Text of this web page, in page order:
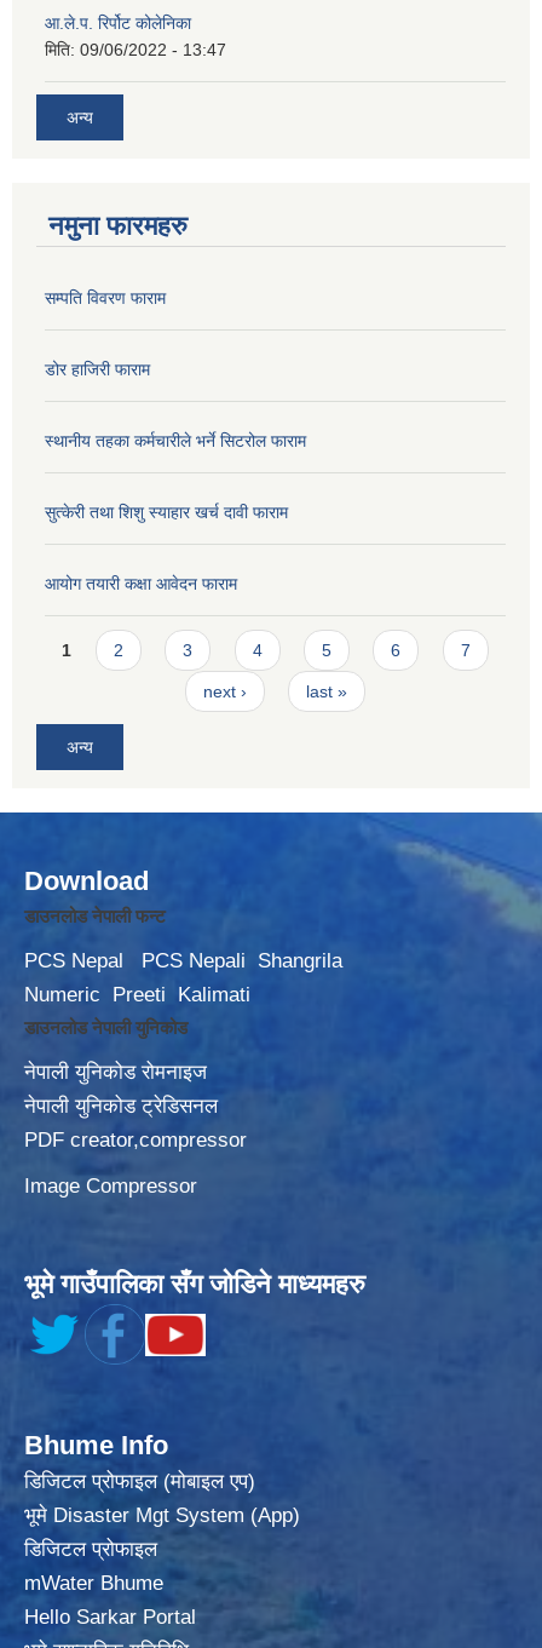
आ.ले.प. रिर्पोट कोलेनिका
मिति: 09/06/2022 - 13:47
अन्य
नमुना फारमहरु
सम्पति विवरण फाराम
डोर हाजिरी फाराम
स्थानीय तहका कर्मचारीले भर्ने सिटरोल फाराम
सुत्केरी तथा शिशु स्याहार खर्च दावी फाराम
आयोग तयारी कक्षा आवेदन फाराम
Pages
1 2 3 4 5 6 7
next › last »
अन्य
Download
डाउनलोड नेपाली फन्ट
PCS Nepal PCS Nepali
Shangrila
Numeric
Preeti Kalimati
डाउनलोड नेपाली युनिकोड
नेपाली युनिकोड रोमनाइज
नेपाली युनिकोड ट्रेडिसनल
PDF creator,compressor
Image Compressor
भूमे गाउँपालिका सँग जोडिने माध्यमहरु
Bhume Info
डिजिटल प्रोफाइल (मोबाइल एप)
भूमे Disaster Mgt System (App)
डिजिटल प्रोफाइल
mWater Bhume
Hello Sarkar Portal